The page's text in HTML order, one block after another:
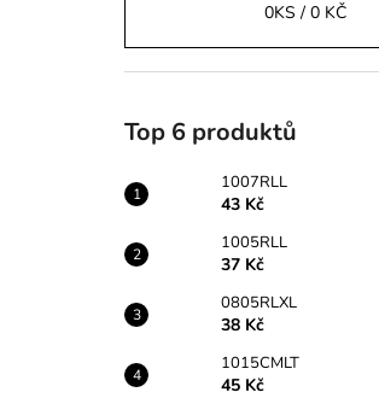
0KS / 0 KČ
Top 6 produktů
1007RLL
43 Kč
1005RLL
37 Kč
0805RLXL
38 Kč
1015CMLT
45 Kč